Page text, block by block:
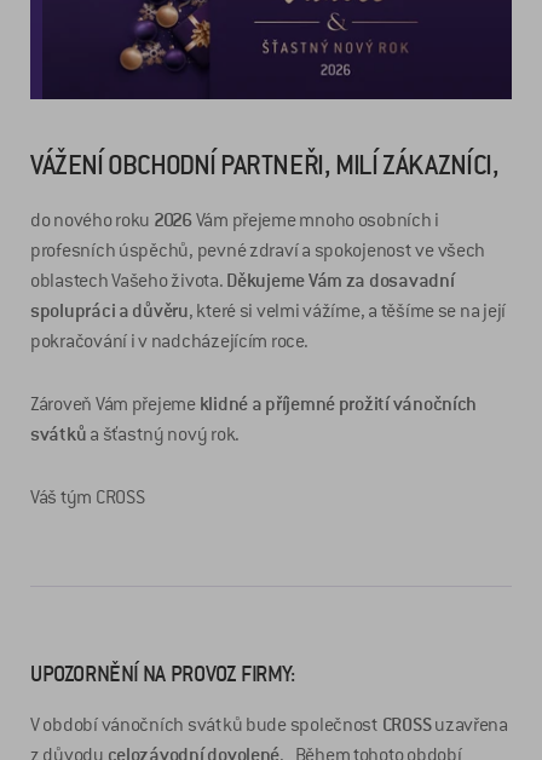
VÁŽENÍ OBCHODNÍ PARTNEŘI, MILÍ ZÁKAZNÍCI,
do nového roku 2026 Vám přejeme mnoho osobních i
profesních úspěchů, pevné zdraví a spokojenost ve všech
oblastech Vašeho života. Děkujeme Vám za dosavadní
spolupráci a důvěru, které si velmi vážíme, a těšíme se na její
pokračování i v nadcházejícím roce.
Zároveň Vám přejeme klidné a příjemné prožití vánočních
svátků a šťastný nový rok.
Váš tým CROSS
UPOZORNĚNÍ NA PROVOZ FIRMY:
V období vánočních svátků bude společnost CROSSuzavřena
z důvodu celozávodní dovolené. Během tohoto období